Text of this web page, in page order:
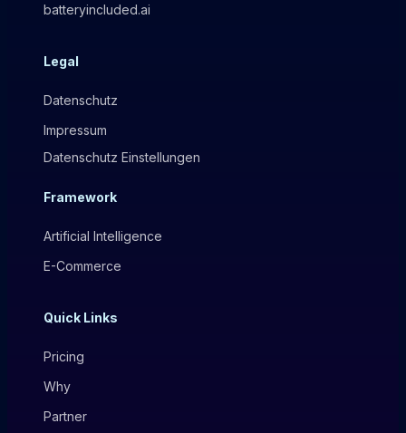
batteryincluded.ai
Legal
Datenschutz
Impressum
Datenschutz Einstellungen
Framework
Artificial Intelligence
E-Commerce
Quick Links
Pricing
Why
Partner